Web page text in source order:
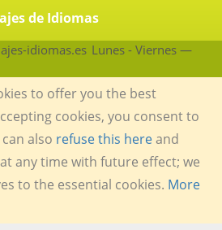
de Idiomas
idiomas.es Lunes - Viernes —
to offer you the best
cookies, you consent to
also refuse this hereand
any time with future effect; we
to the essential cookies. More